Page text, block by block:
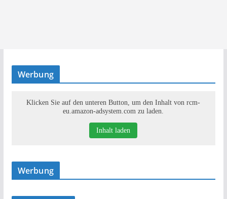
Werbung
Klicken Sie auf den unteren Button, um den Inhalt von rcm-
eu.amazon-adsystem.com zu laden.
Inhalt laden
Werbung